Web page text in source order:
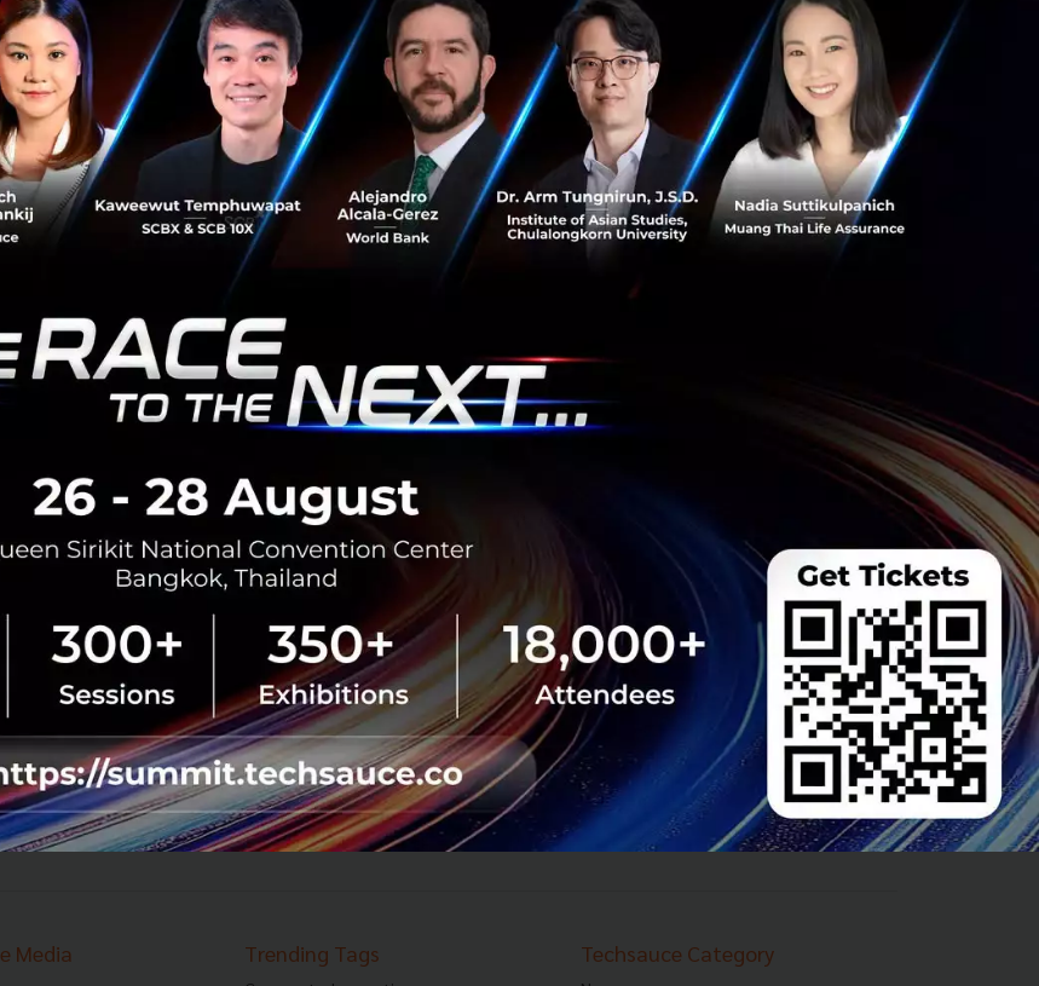
มกราคม 19, 2018
Techsauce Team
0
News VNG China JD.com
สรุปผลการแข่งขัน ImpacTech Thailand Demo
Day 2018 ครั้งแรกในเมืองไทย
ImpacTech โครงการบ่มเพาะ Startup (Accelerator) จาก
ประเทศสิงคโปร์ จัดงาน ImpacTech Thailand Demo Day
2018 เป็นครั้งแรกในประเทศไทย โดยได้รับการสนับสนุนจาก
มกราคม 18, 2018| By
Techsauce Team
0
Accerelator
Siri Ventures เผยแผนระยะยาว 3 ปี ลงทุน 1,500
ล้านบาทในสตาร์ทอัพ PropTech, LivingTech,
HealthTech
Siri Ventures เผยทิศทางการดำเนินธุรกิจในปี 2018 พร้อม
โดยพาร์ทเนอร์ร่วมกับ Startup Platform อย่าง Plug and Play
จากซิลิคอน วัลเล่...
มกราคม 18, 2018| ByTechsauce Team
News CVC แสนสิริ Sansiri Siri Ventures
1554 1555 1556 ... 1737 1738 ›
Media Trending Tags Techsauce Category